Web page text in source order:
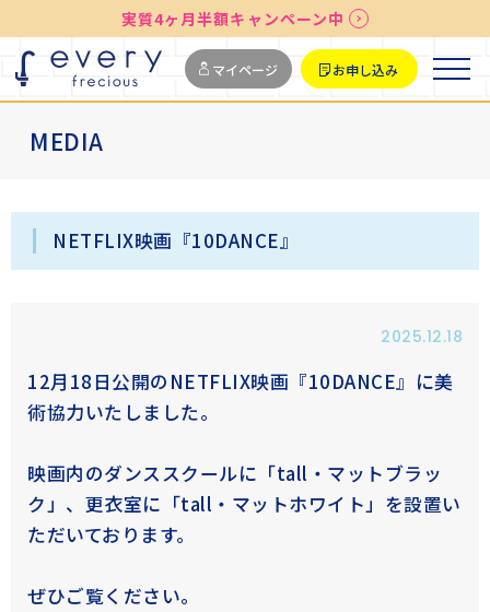
実質4ヶ月半額キャンペーン中
送料無料
最短お届け7日後
マイページ お申し込み
MEDIA
NETFLIX映画『10DANCE』
2025.12.18
12月18日公開のNETFLIX映画『10DANCE』に美
術協力いたしました。
映画内のダンススクールに「tall・マットブラッ
ク」、更衣室に「tall・マットホワイト」を設置い
ただいております。
ぜひご覧ください。